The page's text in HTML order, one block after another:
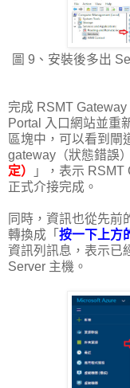
圖 9、安裝後多出
完成 RSMT
Portal 入口網站並重
區塊中，可以看到閘
gateway（狀態錯誤
定）
」，表示
正式介接完成。
同時，資訊也從先前
轉換成「 按一下上方
資訊列訊息，表示已
Server 主機。